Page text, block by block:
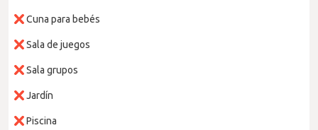
Cuna para bebés
Sala de juegos
Sala grupos
Jardín
Piscina